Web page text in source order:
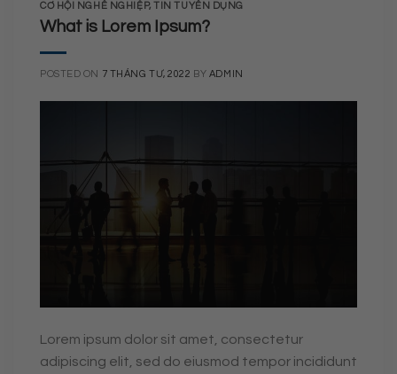
CƠ HỘI NGHỀ NGHIỆP,TIN TUYỂN DỤNG
What is Lorem Ipsum?
POSTED ON 7 THÁNG TƯ, 2022 BY ADMIN
Lorem ipsum dolor sit amet, consectetur
adipiscing elit, sed do eiusmod tempor incididunt